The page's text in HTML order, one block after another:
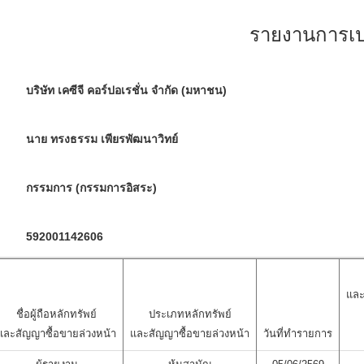
รายงานการ
บริษัท เคซีจี คอร์ปอเรชั่น จำกัด (มหาชน)
นาย ทรงธรรม เพียรพัฒนาวิทย์
กรรมการ (กรรมการอิสระ)
592001142606
ชื่อผู้ถือหลักทรัพย์
ละสัญญาซื้อขายล่วงหน้า
ประเภทหลักทรัพย์
และสัญญาซื้อขายล่วงหน้า
วันที่ทำรายการ
แล